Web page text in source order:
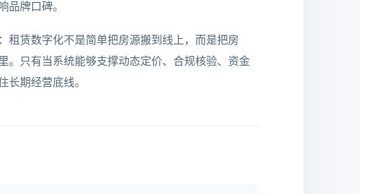
品牌口碑。
租赁数字化不是简单把房源搬到线上，而是把房
。只有当系统能够支撑动态定价、合规核验、资金
长期经营底线。